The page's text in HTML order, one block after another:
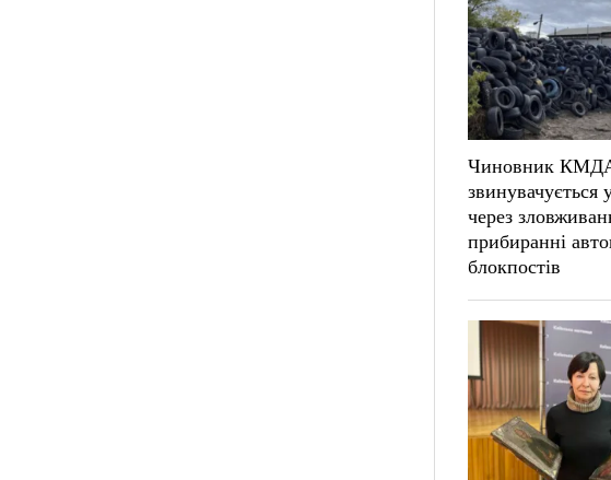
Чиновник
звинувачується
через
прибиранні
блокпостів